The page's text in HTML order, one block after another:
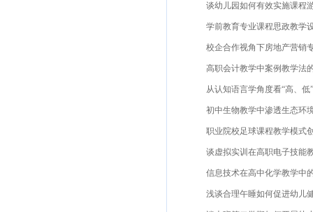
谈幼儿园如何有效实施课程游
学前教育专业课程思政教学设
校企合作视角下房地产营销专
高职会计教学中案例教学法的
从认知语言学角度看“高、低”
初中生物教学中渗透生态环境
职业院校足球课程教学模式创
谈虚拟实训在高职电子技能教
信息技术在高中化学教学中的
浅谈合理午睡如何促进幼儿健